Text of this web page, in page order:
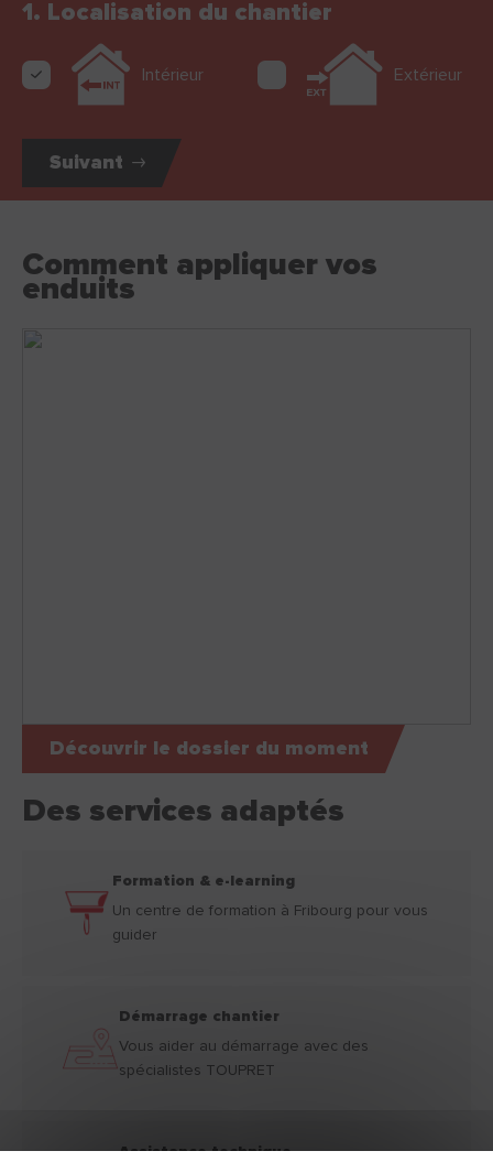
1. Localisation du chantier
Intérieur Extérieur
Suivant
Comment appliquer vos
enduits
Découvrir le dossier du moment
Des services adaptés
Formation & e-learning
Un centre de formation à Fribourg pour vous
guider
Démarrage chantier
Vous aider au démarrage avec des
spécialistes TOUPRET
Assistance technique